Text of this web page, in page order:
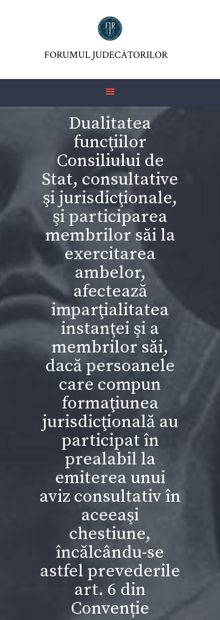
FORUMUL JUDECĂTORILOR
Dualitatea
funcţiilor
Consiliului de
Stat, consultative
şi jurisdicţionale,
şi participarea
membrilor săi la
exercitarea
ambelor,
afectează
imparţialitatea
instanţei şi a
membrilor săi,
dacă persoanele
care compun
formaţiunea
jurisdicţională au
participat în
prealabil la
emiterea unui
aviz consultativ în
aceeaşi
chestiune,
încălcându-se
astfel prevederile
art. 6 din
Convenție
FORUMUL JUDECĂTORILOR
ASOCIAŢIA FJR
JURISPRUDENȚĂ
FORMULAR 230 –
REDIRECŢIONARE
IMPOZIT VENIT